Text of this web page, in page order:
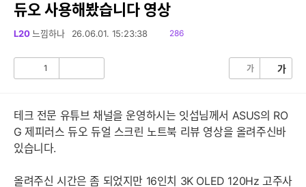
듀오 사용해봤습니다 영상
L20 느낌하나 26.06.01. 15:23:38
읽
286
1 가 가
테크 전문 유튜브 채널을 운영하시는 잇섭님께서 ASUS의 RO
G 제피러스 듀오 듀얼 스크린 노트북 리뷰 영상을 올려주신바
있습니다.
올려주신 시간은 좀 되었지만 16인치 3K OLED 120Hz 고주사